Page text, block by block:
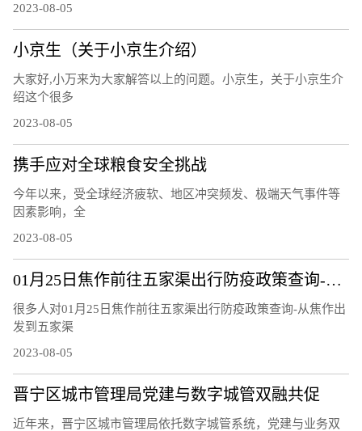
2023-08-05
小京生（关于小京生介绍）
大家好,小万来为大家解答以上的问题。小京生，关于小京生介
绍这个很多
2023-08-05
携手应对全球粮食安全挑战
今年以来，受全球经济疲软、地区冲突频发、极端天气事件等
因素影响，全
2023-08-05
01月25日焦作前往五家渠出行防疫政策查询-从焦作出发到五家渠的防疫政策
很多人对01月25日焦作前往五家渠出行防疫政策查询-从焦作出
发到五家渠
2023-08-05
晋宁区城市管理局党建与数字城管双融共促
近年来，晋宁区城市管理局依托数字城管系统，党建与业务双